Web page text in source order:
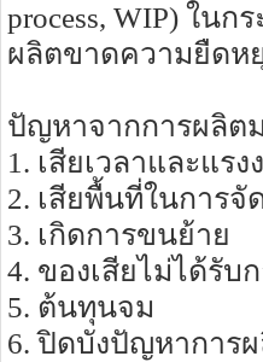
process, WIP) ใน
ผลิตขาดความยืดห
ปัญหาจากการผลิต
1. เสียเวลาและแร
2. เสียพื้นที่ในการจั
3. เกิดการขนย้าย
4. ของเสียไม่ได้รับ
5. ต้นทุนจม
6. ปิดบังปัญหาการ